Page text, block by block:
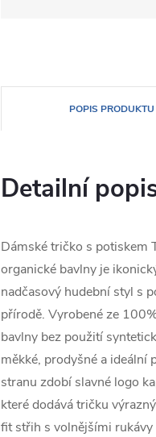
POPIS PRODUKTU
Detailní
Dámské tričko s potiskem
organické bavlny je
nadčasový hudební styl s
přírodě. Vyrobené ze
bavlny bez použití
měkké, prodyšné a ideální
stranu zdobí slavné logo
které dodává tričku
fit střih s volnějšími